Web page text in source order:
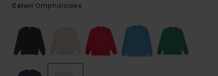
Colori Omphalodes